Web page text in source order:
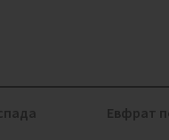
Евфрат